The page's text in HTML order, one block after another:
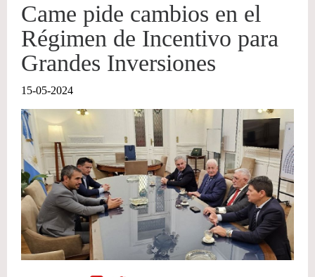
Came pide cambios en el
Régimen de Incentivo para
Grandes Inversiones
15-05-2024